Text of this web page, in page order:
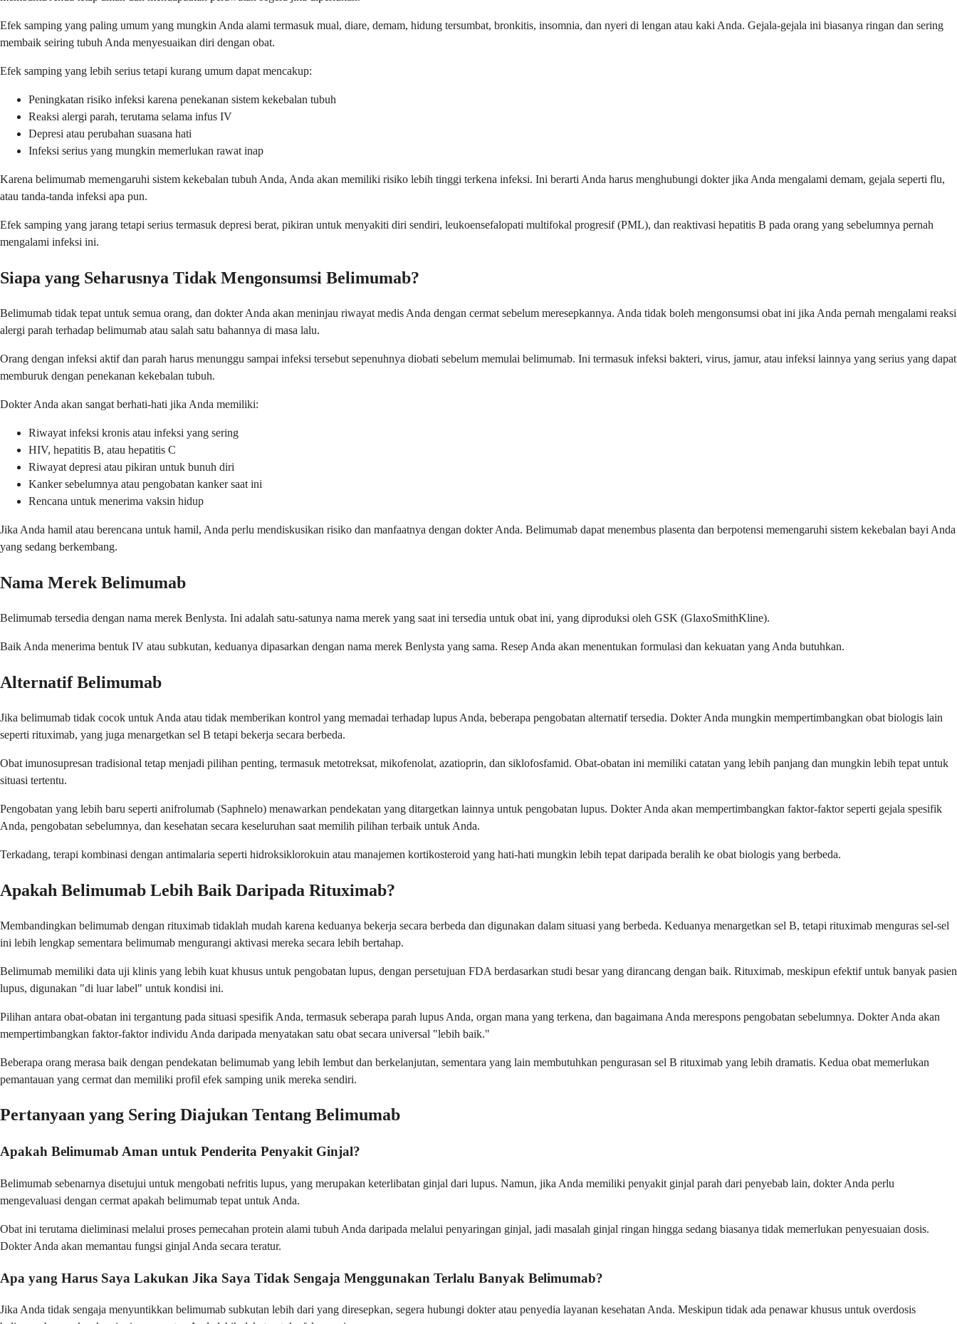
Efek samping yang paling umum yang mungkin Anda alami termasuk mual, diare, demam, hidung tersumbat, bronkitis, insomnia, dan nyeri di lengan atau kaki Anda. Gejala-gejala ini biasanya ringan dan sering
membaik seiring tubuh Anda menyesuaikan diri dengan obat.
Efek samping yang lebih serius tetapi kurang umum dapat mencakup:
Peningkatan risiko infeksi karena penekanan sistem kekebalan tubuh
Reaksi alergi parah, terutama selama infus IV
Depresi atau perubahan suasana hati
Infeksi serius yang mungkin memerlukan rawat inap
Karena belimumab memengaruhi sistem kekebalan tubuh Anda, Anda akan memiliki risiko lebih tinggi terkena infeksi. Ini berarti Anda harus menghubungi dokter jika Anda mengalami demam, gejala seperti flu,
atau tanda-tanda infeksi apa pun.
Efek samping yang jarang tetapi serius termasuk depresi berat, pikiran untuk menyakiti diri sendiri, leukoensefalopati multifokal progresif (PML), dan reaktivasi hepatitis B pada orang yang sebelumnya pernah
mengalami infeksi ini.
Siapa yang Seharusnya Tidak Mengonsumsi Belimumab?
Belimumab tidak tepat untuk semua orang, dan dokter Anda akan meninjau riwayat medis Anda dengan cermat sebelum meresepkannya. Anda tidak boleh mengonsumsi obat ini jika Anda pernah mengalami reaksi
alergi parah terhadap belimumab atau salah satu bahannya di masa lalu.
Orang dengan infeksi aktif dan parah harus menunggu sampai infeksi tersebut sepenuhnya diobati sebelum memulai belimumab. Ini termasuk infeksi bakteri, virus, jamur, atau infeksi lainnya yang serius yang dapat
memburuk dengan penekanan kekebalan tubuh.
Dokter Anda akan sangat berhati-hati jika Anda memiliki:
Riwayat infeksi kronis atau infeksi yang sering
HIV, hepatitis B, atau hepatitis C
Riwayat depresi atau pikiran untuk bunuh diri
Kanker sebelumnya atau pengobatan kanker saat ini
Rencana untuk menerima vaksin hidup
Jika Anda hamil atau berencana untuk hamil, Anda perlu mendiskusikan risiko dan manfaatnya dengan dokter Anda. Belimumab dapat menembus plasenta dan berpotensi memengaruhi sistem kekebalan bayi Anda
yang sedang berkembang.
Nama Merek Belimumab
Belimumab tersedia dengan nama merek Benlysta. Ini adalah satu-satunya nama merek yang saat ini tersedia untuk obat ini, yang diproduksi oleh GSK (GlaxoSmithKline).
Baik Anda menerima bentuk IV atau subkutan, keduanya dipasarkan dengan nama merek Benlysta yang sama. Resep Anda akan menentukan formulasi dan kekuatan yang Anda butuhkan.
Alternatif Belimumab
Jika belimumab tidak cocok untuk Anda atau tidak memberikan kontrol yang memadai terhadap lupus Anda, beberapa pengobatan alternatif tersedia. Dokter Anda mungkin mempertimbangkan obat biologis lain
seperti rituximab, yang juga menargetkan sel B tetapi bekerja secara berbeda.
Obat imunosupresan tradisional tetap menjadi pilihan penting, termasuk metotreksat, mikofenolat, azatioprin, dan siklofosfamid. Obat-obatan ini memiliki catatan yang lebih panjang dan mungkin lebih tepat untuk
situasi tertentu.
Pengobatan yang lebih baru seperti anifrolumab (Saphnelo) menawarkan pendekatan yang ditargetkan lainnya untuk pengobatan lupus. Dokter Anda akan mempertimbangkan faktor-faktor seperti gejala spesifik
Anda, pengobatan sebelumnya, dan kesehatan secara keseluruhan saat memilih pilihan terbaik untuk Anda.
Terkadang, terapi kombinasi dengan antimalaria seperti hidroksiklorokuin atau manajemen kortikosteroid yang hati-hati mungkin lebih tepat daripada beralih ke obat biologis yang berbeda.
Apakah Belimumab Lebih Baik Daripada Rituximab?
Membandingkan belimumab dengan rituximab tidaklah mudah karena keduanya bekerja secara berbeda dan digunakan dalam situasi yang berbeda. Keduanya menargetkan sel B, tetapi rituximab menguras sel-sel
ini lebih lengkap sementara belimumab mengurangi aktivasi mereka secara lebih bertahap.
Belimumab memiliki data uji klinis yang lebih kuat khusus untuk pengobatan lupus, dengan persetujuan FDA berdasarkan studi besar yang dirancang dengan baik. Rituximab, meskipun efektif untuk banyak pasien
lupus, digunakan "di luar label" untuk kondisi ini.
Pilihan antara obat-obatan ini tergantung pada situasi spesifik Anda, termasuk seberapa parah lupus Anda, organ mana yang terkena, dan bagaimana Anda merespons pengobatan sebelumnya. Dokter Anda akan
mempertimbangkan faktor-faktor individu Anda daripada menyatakan satu obat secara universal "lebih baik."
Beberapa orang merasa baik dengan pendekatan belimumab yang lebih lembut dan berkelanjutan, sementara yang lain membutuhkan pengurasan sel B rituximab yang lebih dramatis. Kedua obat memerlukan
pemantauan yang cermat dan memiliki profil efek samping unik mereka sendiri.
Pertanyaan yang Sering Diajukan Tentang Belimumab
Apakah Belimumab Aman untuk Penderita Penyakit Ginjal?
Belimumab sebenarnya disetujui untuk mengobati nefritis lupus, yang merupakan keterlibatan ginjal dari lupus. Namun, jika Anda memiliki penyakit ginjal parah dari penyebab lain, dokter Anda perlu
mengevaluasi dengan cermat apakah belimumab tepat untuk Anda.
Obat ini terutama dieliminasi melalui proses pemecahan protein alami tubuh Anda daripada melalui penyaringan ginjal, jadi masalah ginjal ringan hingga sedang biasanya tidak memerlukan penyesuaian dosis.
Dokter Anda akan memantau fungsi ginjal Anda secara teratur.
Apa yang Harus Saya Lakukan Jika Saya Tidak Sengaja Menggunakan Terlalu Banyak Belimumab?
Jika Anda tidak sengaja menyuntikkan belimumab subkutan lebih dari yang diresepkan, segera hubungi dokter atau penyedia layanan kesehatan Anda. Meskipun tidak ada penawar khusus untuk overdosis